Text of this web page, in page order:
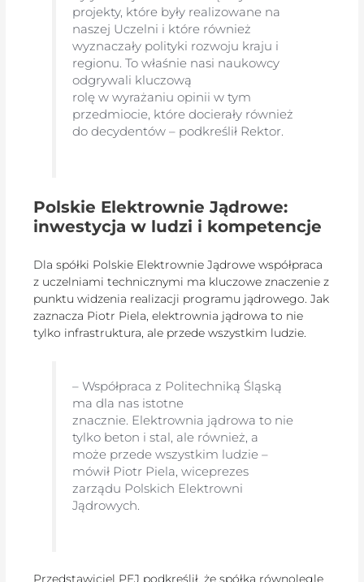
projekty, które były realizowane na
naszej Uczelni i które również
wyznaczały polityki rozwoju kraju i
regionu. To właśnie nasi naukowcy
odgrywali kluczową
rolę w wyrażaniu opinii w tym
przedmiocie, które docierały również
do decydentów – podkreślił Rektor.
Polskie Elektrownie Jądrowe:
inwestycja w ludzi i kompetencje
Dla spółki Polskie Elektrownie Jądrowe współpraca
z uczelniami technicznymi ma kluczowe znaczenie z
punktu widzenia realizacji programu jądrowego. Jak
zaznacza Piotr Piela, elektrownia jądrowa to nie
tylko infrastruktura, ale przede wszystkim ludzie.
– Współpraca z Politechniką Śląską
ma dla nas istotne
znacznie. Elektrownia jądrowa to nie
tylko beton i stal, ale również, a
może przede wszystkim ludzie –
mówił Piotr Piela, wiceprezes
zarządu Polskich Elektrowni
Jądrowych.
Przedstawiciel PEJ podkreślił, że spółka równolegle